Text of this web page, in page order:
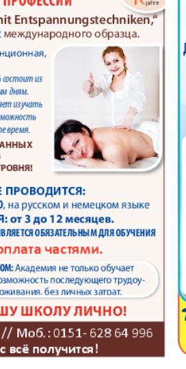
Здоровье
Карьера
Крот в Германии
LDK по-русски
Мюнхен-сити
Нескучная газета
Ost-West
Panorama